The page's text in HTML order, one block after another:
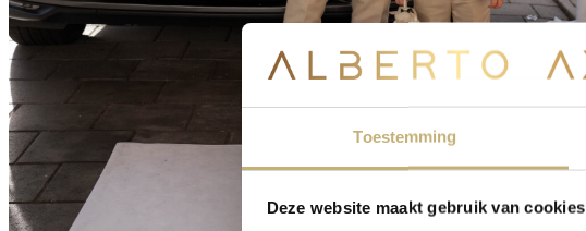
Toestemming
Deze website maakt gebruik van cookies